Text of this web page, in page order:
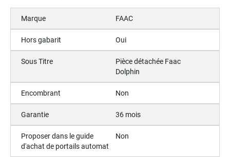
Marque FAAC
Hors gabarit Oui
Sous Titre
Pièce détachée Faac
Dolphin
Encombrant Non
Garantie 36 mois
Proposer dans le guide
d'achat de portails automat
Non